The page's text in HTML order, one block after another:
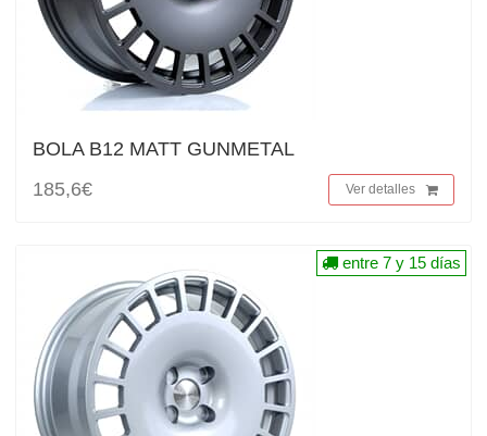
BOLA B12 MATT GUNMETAL
185,6€
Ver detalles
entre 7 y 15 días